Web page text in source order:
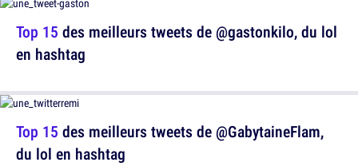
Top 15 des meilleurs tweets de @GabytaineFlam,
du lol en hashtag
Top 15 des meilleurs tweets de @gastonkilo, du lol
en hashtag